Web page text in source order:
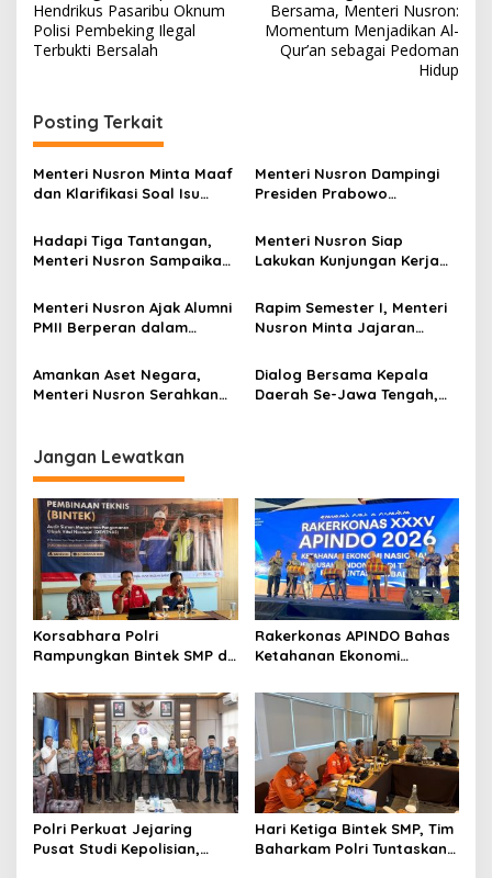
a
n
g
v
i
a
s
i
p
o
s
Hendrikus Pasaribu Oknum
Polisi Pembeking Ilegal
Terbukti Bersalah
Bersama, Menteri Nusron:
Momentum Menjadikan Al-
Qur’an sebagai Pedoman
Hidup
Posting Terkait
Menteri Nusron Minta Maaf
dan Klarifikasi Soal Isu
Negara
Menteri Nusron Dampingi
Presiden Prabowo
Desa Merah Putih
Hadapi Tiga Tantangan,
Menteri Nusron Sampaikan
SDM di Hadapan Jajaran
Kanwil BPN Provinsi Sulut
Menteri Nusron Siap
Lakukan Kunjungan Kerja
Perkuat Kolaborasi Lintas
Sektor
Menteri Nusron Ajak Alumni
PMII Berperan dalam
Pemerataan, dan
Kesinambungan Ekonomi
Rapim Semester I, Menteri
Nusron Minta Jajaran
Layanan Elektronik
Amankan Aset Negara,
Menteri Nusron Serahkan
Tengah
Dialog Bersama Kepala
Daerah Se-Jawa Tengah,
Jangan Lewatkan
Korsabhara Polri
Rampungkan Bintek SMP di
Pengamanan Capai 88,44
Persen
Rakerkonas APINDO Bahas
Ketahanan Ekonomi
Soroti Pentingnya
Kolaborasi Lintas Sektor
Polri Perkuat Jejaring
Pusat Studi Kepolisian,
Hari Ketiga Bintek SMP, Tim
Baharkam Polri Tuntaskan